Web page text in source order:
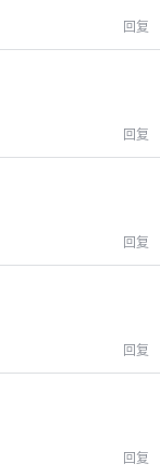
回复
回复
回复
回复
回复